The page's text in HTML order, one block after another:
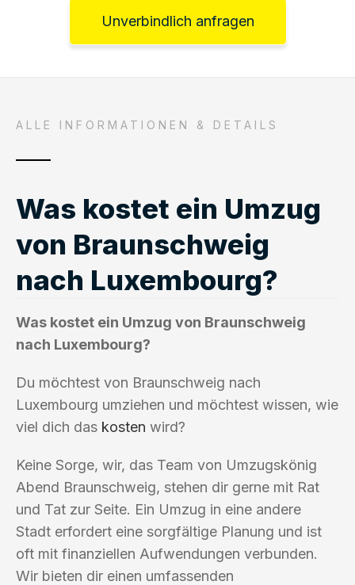
Unverbindlich anfragen
ALLE INFORMATIONEN & DETAILS
Was kostet ein Umzug
von Braunschweig
nach Luxembourg?
Was kostet ein Umzug von Braunschweig
nach Luxembourg?
Du möchtest von Braunschweig nach
Luxembourg umziehen und möchtest wissen, wie
viel dich das kosten wird?
Keine Sorge, wir, das Team von Umzugskönig
Abend Braunschweig, stehen dir gerne mit Rat
und Tat zur Seite. Ein Umzug in eine andere
Stadt erfordert eine sorgfältige Planung und ist
oft mit finanziellen Aufwendungen verbunden.
Wir bieten dir einen umfassenden